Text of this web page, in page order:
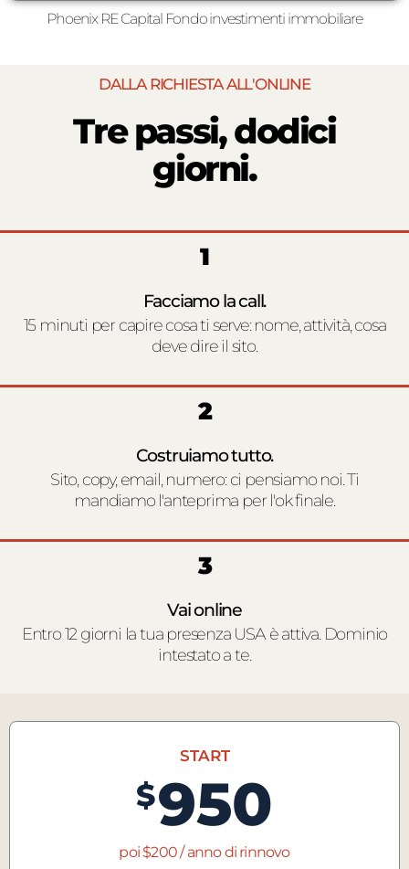
Phoenix RE Capital Fondo investimenti immobiliare
DALLA RICHIESTA ALL'ONLINE
Tre passi, dodici
giorni.
1
Facciamo la call.
15 minuti per capire cosa ti serve: nome, attività, cosa
deve dire il sito.
2
Costruiamo tutto.
Sito, copy, email, numero: ci pensiamo noi. Ti
mandiamo l'anteprima per l'ok finale.
3
Vai online
Entro 12 giorni la tua presenza USA è attiva. Dominio
intestato a te.
START
$950
poi $200 / anno di rinnovo